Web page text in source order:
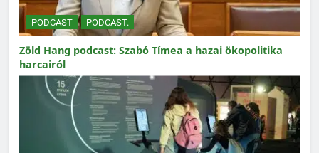
PODCAST PODCAST.
Zöld Hang podcast: Szabó Tímea a hazai ökopolitika
harcairól